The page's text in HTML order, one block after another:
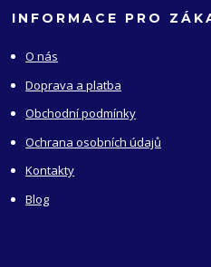
INFORMACE PRO
O nás
Doprava a platba
Obchodní podmínky
Ochrana osobních údajů
Kontakty
Blog